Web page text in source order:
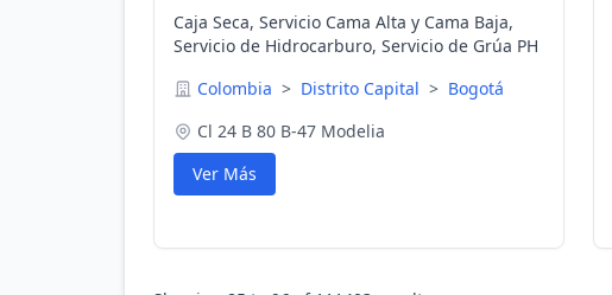
Caja Seca, Servicio Cama Alta y Cama Baja,
Servicio de Hidrocarburo, Servicio de Grúa PH
Colombia > Distrito Capital > Bogotá
Cl 24 B 80 B-47 Modelia
Ver Más